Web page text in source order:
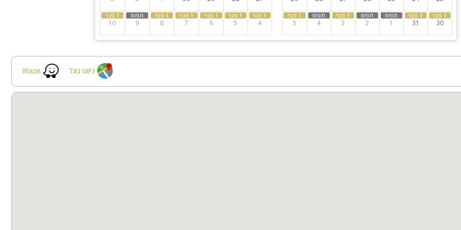
נופש מושלמת לכל גיל:
30
31
1
2
3
4
5
4
5
6
7
8
9
10
Waze ניווט גוגל